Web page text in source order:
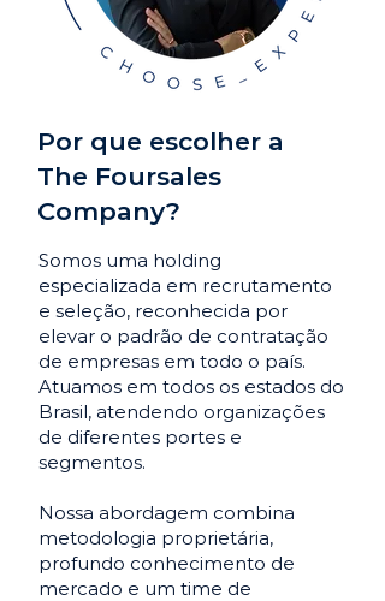
Por que escolher a
The Foursales
Company?
Somos uma holding
especializada em recrutamento
e seleção, reconhecida por
elevar o padrão de contratação
de empresas em todo o país.
Atuamos em todos os estados do
Brasil, atendendo organizações
de diferentes portes e
segmentos.
Nossa abordagem combina
metodologia proprietária,
profundo conhecimento de
mercado e um time de